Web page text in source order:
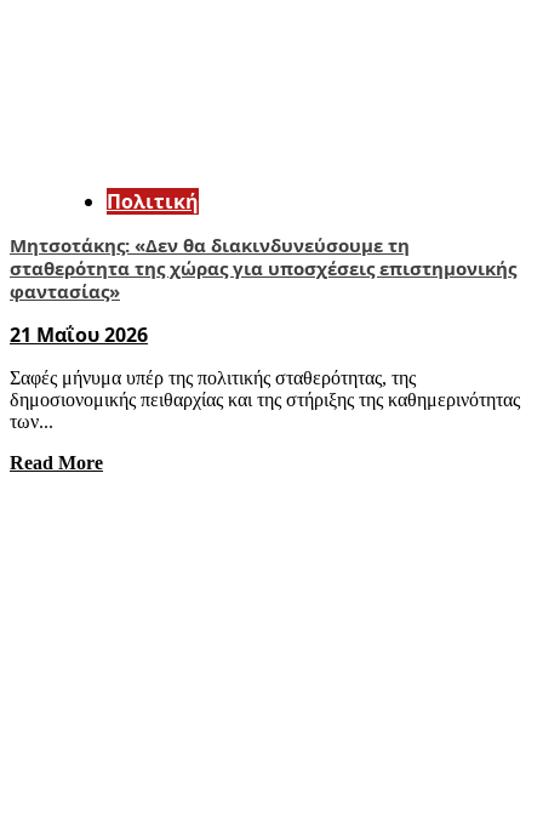
Πολιτική
Μητσοτάκης: «Δεν θα διακινδυνεύσουμε τη
σταθερότητα της χώρας για υποσχέσεις επιστημονικής
φαντασίας»
21 Μαΐου 2026
Σαφές μήνυμα υπέρ της πολιτικής σταθερότητας, της
δημοσιονομικής πειθαρχίας και της στήριξης της καθημερινότητας
των...
Read More